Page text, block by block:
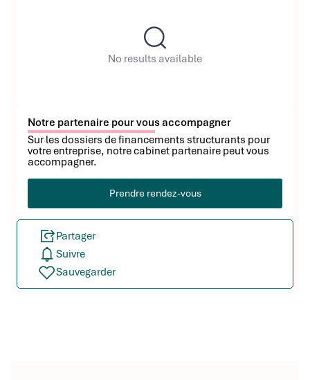
No results available
Notre partenaire pour vous accompagner
Sur les dossiers de financements structurants pour
votre entreprise, notre cabinet partenaire peut vous
accompagner.
Prendre rendez-vous
Partager
Suivre
Sauvegarder